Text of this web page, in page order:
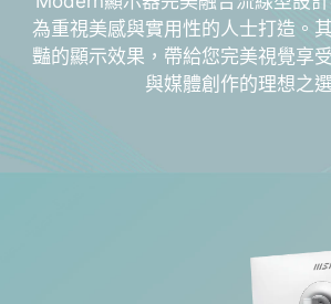
為重視美感與實用性的人士打造。
豔的顯示效果，帶給您完美視覺享
與媒體創作的理想之